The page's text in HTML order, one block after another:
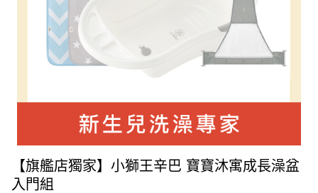
【旗艦店獨家】小獅王辛巴 寶寶沐寓成長澡盆
入門組